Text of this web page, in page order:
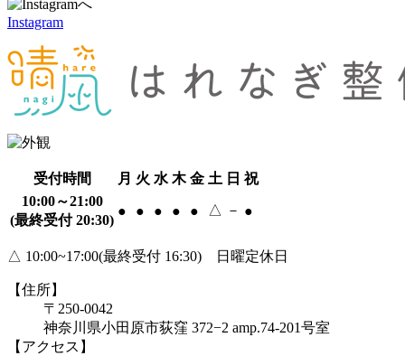
Instagram
受付時間 月 火 水 木 金 土 日 祝
10:00～21:00
(最終受付 20:30)
● ● ● ● ● △ － ●
△ 10:00~17:00(最終受付 16:30) 日曜定休日
【住所】
〒250-0042
神奈川県小田原市荻窪 372−2 amp.74-201号室
【アクセス】